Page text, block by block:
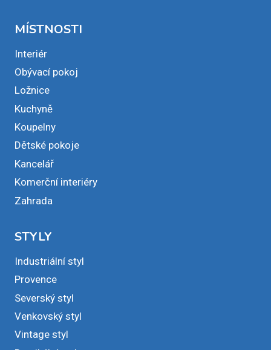
MÍSTNOSTI
Interiér
Obývací pokoj
Ložnice
Kuchyně
Koupelny
Dětské pokoje
Kancelář
Komerční interiéry
Zahrada
STYLY
Industriální styl
Provence
Severský styl
Venkovský styl
Vintage styl